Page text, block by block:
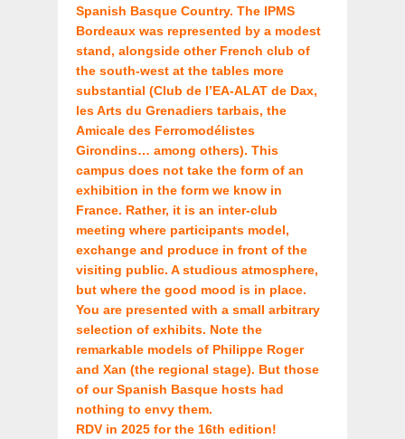
Spanish Basque Country. The IPMS
Bordeaux was represented by a modest
stand, alongside other French club of
the south-west at the tables more
substantial (Club de l’EA-ALAT de Dax,
les Arts du Grenadiers tarbais, the
Amicale des Ferromodélistes
Girondins… among others). This
campus does not take the form of an
exhibition in the form we know in
France. Rather, it is an inter-club
meeting where participants model,
exchange and produce in front of the
visiting public. A studious atmosphere,
but where the good mood is in place.
You are presented with a small arbitrary
selection of exhibits. Note the
remarkable models of Philippe Roger
and Xan (the regional stage). But those
of our Spanish Basque hosts had
nothing to envy them.
RDV in 2025 for the 16th edition!